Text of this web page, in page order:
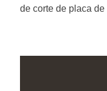
de corte de placa